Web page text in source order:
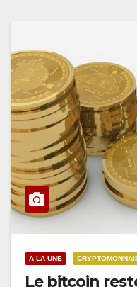
A LA UNE
Le bitcoin